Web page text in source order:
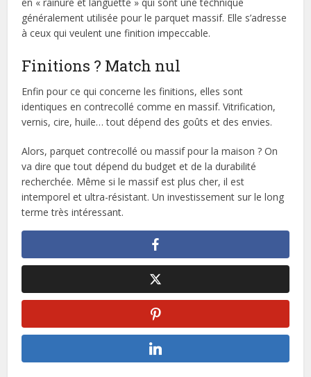
généralement utilisée pour le parquet massif. Elle s’adresse
à ceux qui veulent une finition impeccable.
Finitions ? Match nul
Enfin pour ce qui concerne les finitions, elles sont
identiques en contrecollé comme en massif. Vitrification,
vernis, cire, huile… tout dépend des goûts et des envies.
Alors, parquet contrecollé ou massif pour la maison ? On
va dire que tout dépend du budget et de la durabilité
recherchée. Même si le massif est plus cher, il est
intemporel et ultra-résistant. Un investissement sur le long
terme très intéressant.